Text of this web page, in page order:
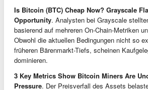
Is Bitcoin (BTC) Cheap Now? Grayscale
Opportunity. Analysten bei Grayscale
basierend auf mehreren On-Chain-Metriken
Obwohl die aktuellen Bedingungen nicht so
früheren Bärenmarkt-Tiefs, scheinen
dominieren.
3 Key Metrics Show Bitcoin Miners Are
Pressure. Der Preisverfall des Assets